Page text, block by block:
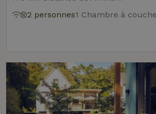
2 personnes1 Chambre à